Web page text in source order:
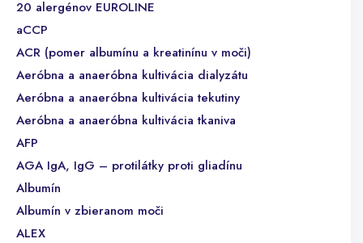
20 alergénov EUROLINE
aCCP
ACR (pomer albumínu a kreatinínu v moči)
Aeróbna a anaeróbna kultivácia dialyzátu
Aeróbna a anaeróbna kultivácia tekutiny
Aeróbna a anaeróbna kultivácia tkaniva
AFP
AGA IgA, IgG – protilátky proti gliadínu
Albumín
Albumín v zbieranom moči
ALEX